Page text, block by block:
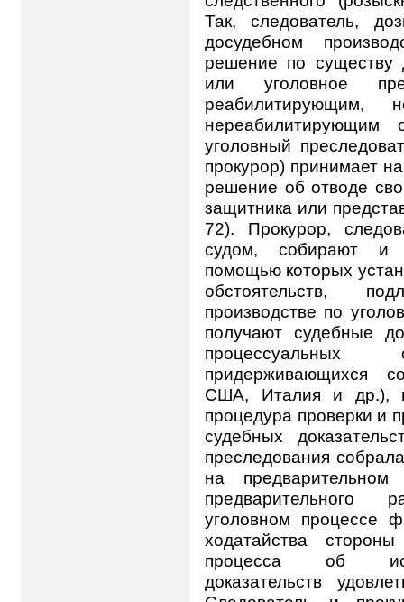
Так, следователь,
досудебном
решение по существу
или уголовное
уголовный
прокурор) принимает
решение об отводе
защитника или
72). Прокурор,
судом, собирают и
помощью которых
обстоятельств,
производстве по
получают судебные
процессуальных
придерживающихся
США, Италия и др.),
процедура проверки и
судебных
преследования
на
предварительного
уголовном процессе
ходатайства
процесса об
доказательств